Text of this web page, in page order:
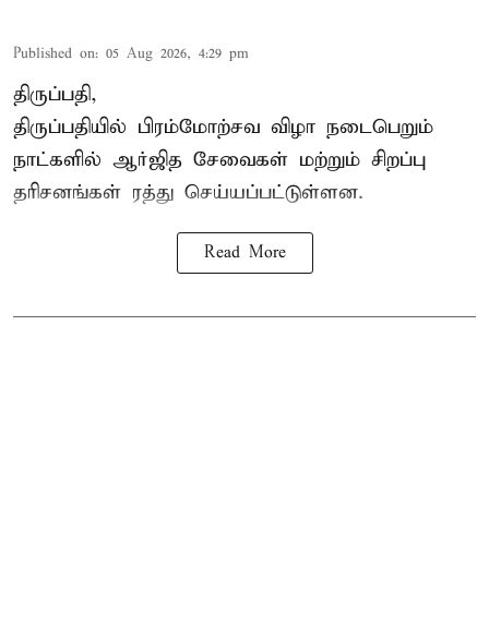
Published on: 05 Aug 2026, 4:29 pm
திருப்பதி,
திருப்பதியில் பிரம்மோற்சவ விழா நடைபெறும்
நாட்களில் ஆர்ஜித சேவைகள் மற்றும் சிறப்பு
தரிசனங்கள் ரத்து செய்யப்பட்டுள்ளன.
Read More